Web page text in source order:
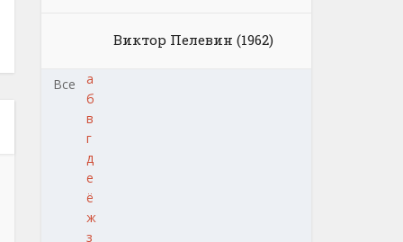
Виктор Пелевин (1962)
Все
а
б
в
г
д
е
ё
ж
з